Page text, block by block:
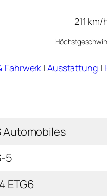
211 km/
Fahrwerk | Ausstattung |
Automobiles
5
ETG6